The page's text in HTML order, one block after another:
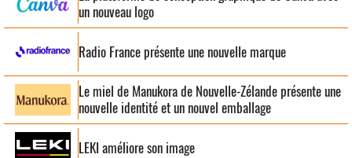
un nouveau logo
Radio France présente une nouvelle marque
Le miel de Manukora de Nouvelle-Zélande présente une
nouvelle identité et un nouvel emballage
LEKI améliore son image